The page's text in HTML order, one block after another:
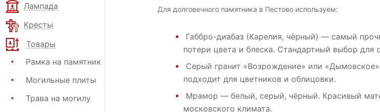
Лампада
Кресты
Товары
Рамка на памятник
Могильные плиты
Трава на могилу
Для долговечного памятника в Пестово используем:
Габбро-диабаз(Карелия, чёрный) — самый
потери цвета и блеска. Стандартный выбор для
Серый гранит «Возрождение» или «Дымовское»
подходит для цветников и облицовки.
Мрамор — белый, серый, чёрный. Красивый
московского климата.